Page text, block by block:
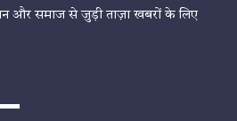
और समाज से जुड़ी ताज़ा खबरों के लिए